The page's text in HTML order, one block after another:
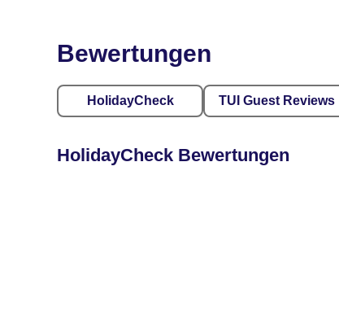
Bewertungen
HolidayCheck TUI Guest Reviews
HolidayCheck Bewertungen